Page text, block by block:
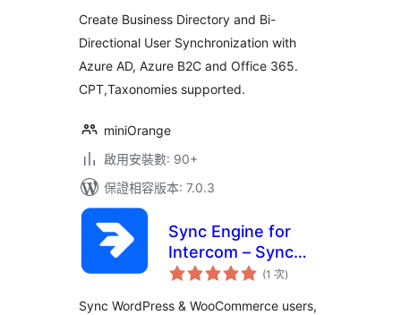
Create Business Directory and Bi-
Directional User Synchronization with
Azure AD, Azure B2C and Office 365.
CPT,Taxonomies supported.
miniOrange
啟用安裝數: 90+
保證相容版本: 7.0.3
Sync Engine for
Intercom – Sync
Users, Orders &
(1 次評
分
數
)
Sync WordPress & WooCommerce users,